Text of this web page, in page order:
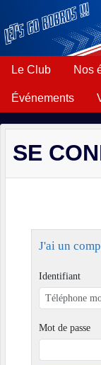
Le Club Nos
Événements
SE
J'ai un
Identifiant
Mot de passe
Panneau de